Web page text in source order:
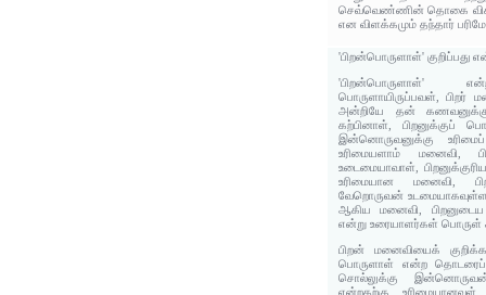
செவ்வெண்ணின் தொகை
என விளக்கமும் தந்தார்
'பிறன்பொருளாள்' குறிப்பது
'பிறன்பொருளாள்'
பொருளாயிருப்பவள், பிறர்
அன்றியே தன் கணவனுக்கு
கற்பினாள், பிறனுக்குப்
இன்னொருவனுக்கு
உரிமையளாம் மனைவி,
உடைமையாவாள்,
உரிமையான மனைவி,
வேறொருவன்
ஆகிய மனைவி,
என்று உரையாளர்கள் பொருள்
பிறன் மனைவியைக்
பொருளாள் என்ற தொடரைப்
சொல்லுக்கு
என்றதற்கு